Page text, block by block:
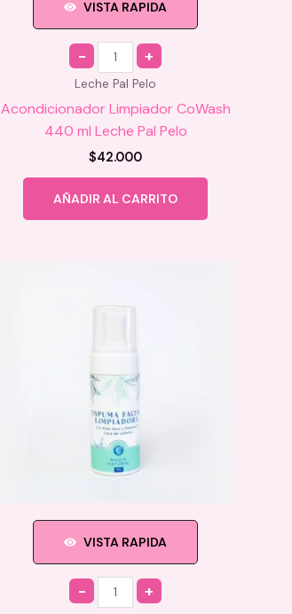
VISTA RAPIDA
Quantity
Leche Pal Pelo
Acondicionador Limpiador CoWash
440 ml Leche Pal Pelo
$42.000
AÑADIR AL CARRITO
VISTA RAPIDA
Quantity